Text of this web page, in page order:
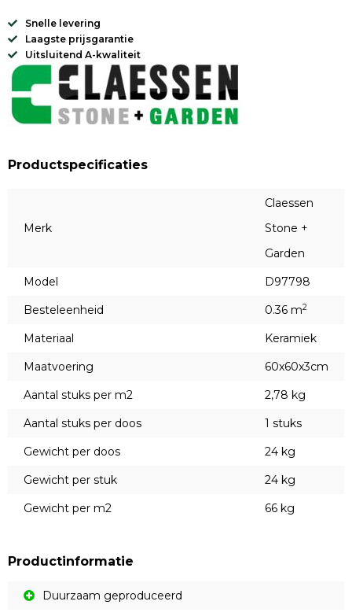
Snelle levering
Laagste prijsgarantie
Uitsluitend A-kwaliteit
Productspecificaties
Merk
Claessen
Stone +
Garden
Model
D97798
Besteleenheid
0.36 m2
Materiaal
Keramiek
Maatvoering
60x60x3cm
Aantal stuks per m2
2,78 kg
Aantal stuks per doos
1 stuks
Gewicht per doos
24 kg
Gewicht per stuk
24 kg
Gewicht per m2
66 kg
Productinformatie
Duurzaam geproduceerd